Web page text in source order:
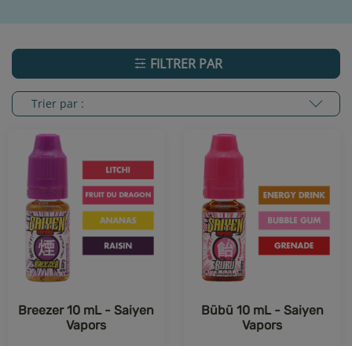
FILTRER PAR
Trier par :
Breezer 10 mL - Saiyen
Vapors
Bübü 10 mL - Saiyen
Vapors